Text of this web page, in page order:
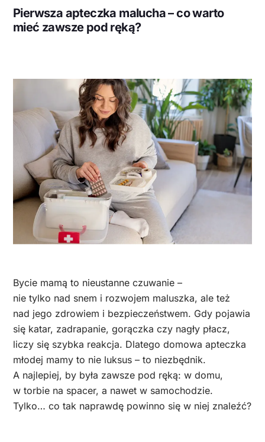
Pierwsza apteczka malucha – co warto
mieć zawsze pod ręką?
Bycie mamą to nieustanne czuwanie –
nie tylko nad snem i rozwojem maluszka, ale też
nad jego zdrowiem i bezpieczeństwem. Gdy pojawia
się katar, zadrapanie, gorączka czy nagły płacz,
liczy się szybka reakcja. Dlatego domowa apteczka
młodej mamy to nie luksus – to niezbędnik.
A najlepiej, by była zawsze pod ręką: w domu,
w torbie na spacer, a nawet w samochodzie.
Tylko… co tak naprawdę powinno się w niej znaleźć?